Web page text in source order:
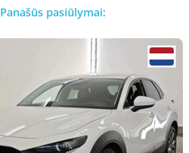
Panašūs pasiūlymai: